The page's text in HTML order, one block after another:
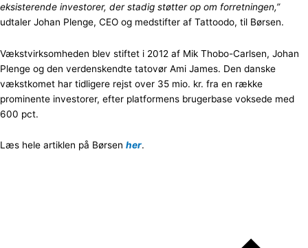
eksisterende investorer, der stadig støtter op om forretningen,”
udtaler Johan Plenge, CEO og medstifter af Tattoodo, til Børsen.
Vækstvirksomheden blev stiftet i 2012 af Mik Thobo-Carlsen, Johan
Plenge og den verdenskendte tatovør Ami James. Den danske
vækstkomet har tidligere rejst over 35 mio. kr. fra en række
prominente investorer, efter platformens brugerbase voksede med
600 pct.
Læs hele artiklen på Børsen her.